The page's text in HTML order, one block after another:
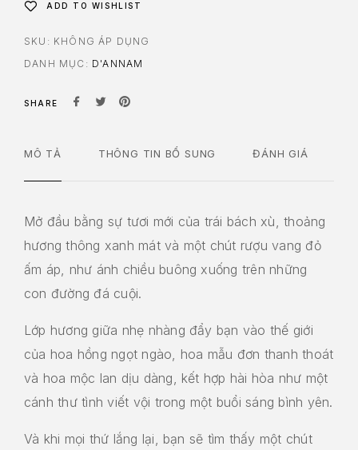
ADD TO WISHLIST
SKU: KHÔNG ÁP DỤNG
DANH MỤC: D'ANNAM
SHARE
MÔ TẢ THÔNG TIN BỔ SUNG ĐÁNH GIÁ
Mở đầu bằng sự tươi mới của trái bách xù, thoảng
hương thông xanh mát và một chút rượu vang đỏ
ấm áp, như ánh chiều buông xuống trên những
con đường đá cuội.
Lớp hương giữa nhẹ nhàng đẩy bạn vào thế giới
của hoa hồng ngọt ngào, hoa mẫu đơn thanh thoát
và hoa mộc lan dịu dàng, kết hợp hài hòa như một
cánh thư tình viết vội trong một buổi sáng bình yên.
Và khi mọi thứ lắng lại, bạn sẽ tìm thấy một chút